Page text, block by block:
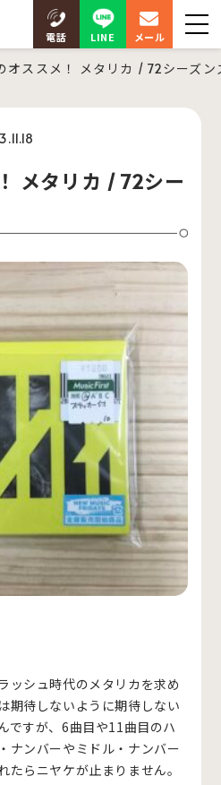
電話 LINE メール
オススメ！ メタリカ / 72シーズ
メタリカ / 72シー
ッシュ時代のメタリカを求め
期待しないように期待しない
ですが、6曲目や11曲目のハ
ナンバーやミドル・ナンバー
たらニヤケが止まりません。